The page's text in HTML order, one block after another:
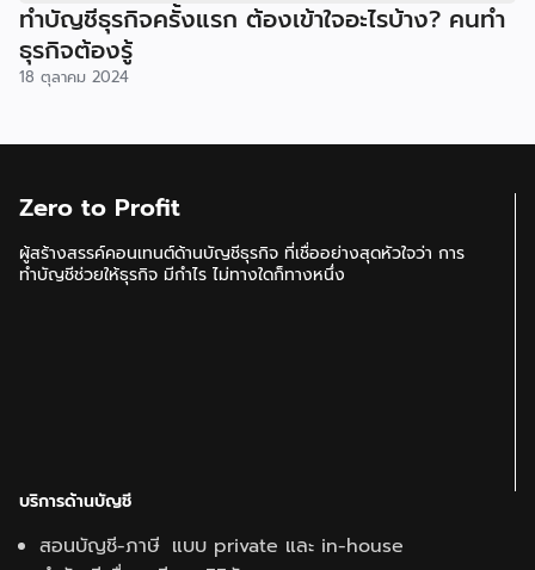
ทำบัญชีธุรกิจครั้งแรก ต้องเข้าใจอะไรบ้าง? คนทำ
ธุรกิจต้องรู้
18 ตุลาคม 2024
Zero to Profit
ผู้สร้างสรรค์คอนเทนต์ด้านบัญชีธุรกิจ ที่เชื่ออย่างสุดหัวใจว่า การ
ทำบัญชีช่วยให้ธุรกิจ มีกำไร ไม่ทางใดก็ทางหนึ่ง
บริการด้านบัญชี
สอนบัญชี-ภาษี แบบ private และ in-house